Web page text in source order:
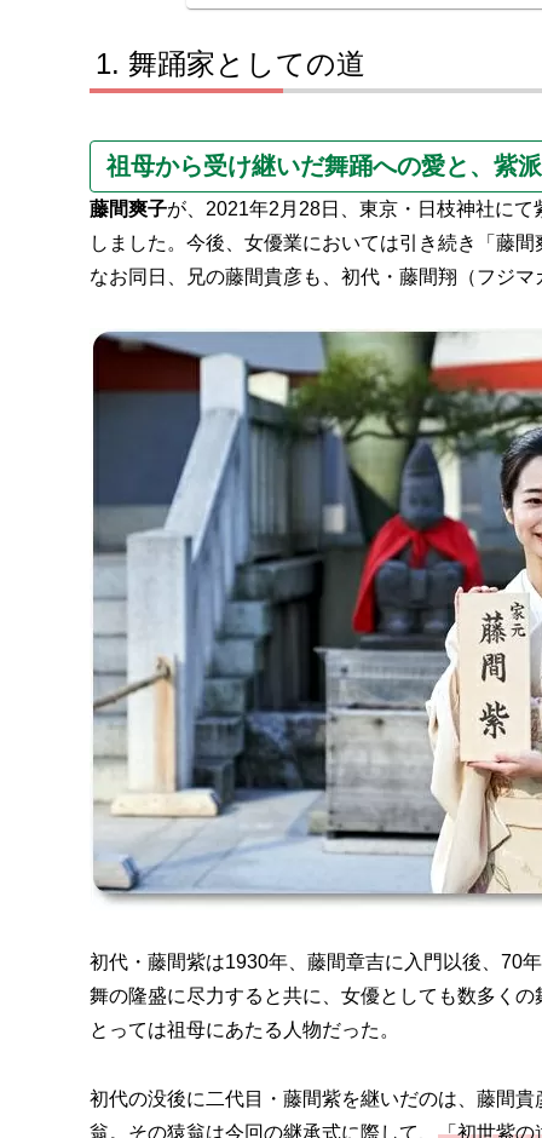
舞踊家としての道
祖母から受け継いだ舞踊への愛と、紫
藤間爽子が、2021年2月28日、東京・日枝神社に
しました。今後、女優業においては引き続き「藤
なお同日、兄の藤間貴彦も、初代・藤間翔（フジ
初代・藤間紫は1930年、藤間章吉に入門以後、70
舞の隆盛に尽力すると共に、女優としても数多く
とっては祖母にあたる人物だった。
初代の没後に二代目・藤間紫を継いだのは、藤間
翁。その猿翁は今回の継承式に際して、 「初世紫の